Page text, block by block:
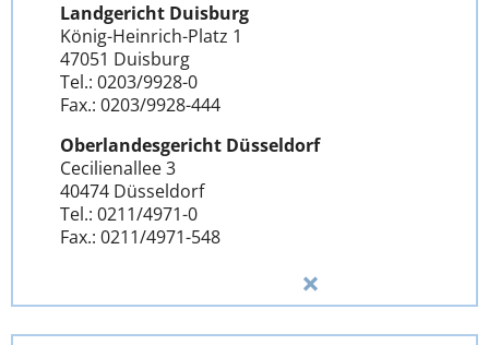
Landgericht Duisburg
König-Heinrich-Platz 1
47051 Duisburg
Tel.: 0203/9928-0
Fax.: 0203/9928-444
Oberlandesgericht Düsseldorf
Cecilienallee 3
40474 Düsseldorf
Tel.: 0211/4971-0
Fax.: 0211/4971-548